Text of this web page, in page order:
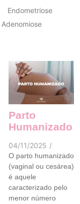
Endometriose
Adenomiose
Parto
Humanizado
04/11/2025 /
O parto humanizado
(vaginal ou cesárea)
é aquele
caracterizado pelo
menor número